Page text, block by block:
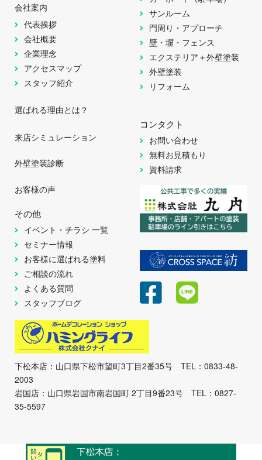
会社案内
代表挨拶
会社概要
企業理念
アクセスマップ
スタッフ紹介
選ばれる理由とは？
サンルーム
門周り・アプローチ
壁・塀・フェンス
エクステリア＋外壁塗装
外壁塗装
リフォーム
来店シミュレーション
外壁塗装診断
お客様の声
その他
イベント・チラシ 一覧
セミナー情報
お客様に選ばれる塗料
ご相談の流れ
よくある質問
スタッフブログ
コンタクト
お問い合わせ
無料お見積もり
資料請求
下松本店：山口県下松市望町3丁目2番35号 TEL：0833-48-
2003
岩国店：山口県岩国市南岩国町 2丁目9番23号 TEL：0827-
35-5597